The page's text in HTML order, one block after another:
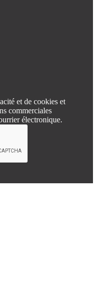
et de cookies et
commerciales
électronique.